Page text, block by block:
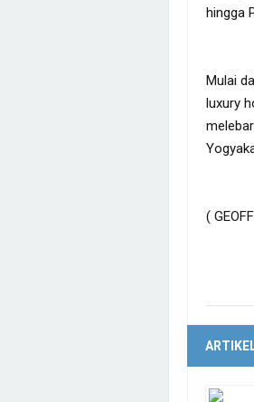
hingga
Mulai
luxury
(